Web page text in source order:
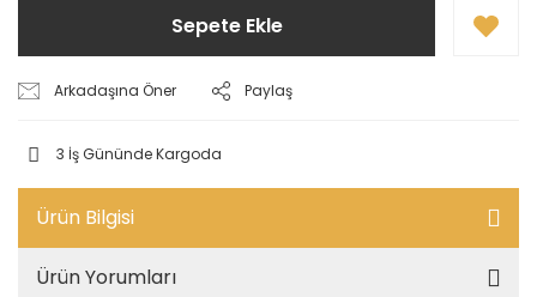
Sepete Ekle
Arkadaşına Öner Paylaş
3 İş Gününde Kargoda
Ürün Bilgisi
Ürün Yorumları